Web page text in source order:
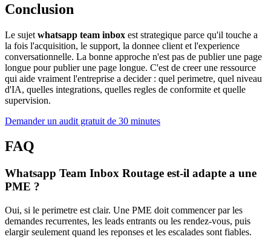
Conclusion
Le sujet whatsapp team inbox est strategique parce qu'il touche a
la fois l'acquisition, le support, la donnee client et l'experience
conversationnelle. La bonne approche n'est pas de publier une page
longue pour publier une page longue. C'est de creer une ressource
qui aide vraiment l'entreprise a decider : quel perimetre, quel niveau
d'IA, quelles integrations, quelles regles de conformite et quelle
supervision.
Demander un audit gratuit de 30 minutes
FAQ
Whatsapp Team Inbox Routage est-il adapte a une
PME ?
Oui, si le perimetre est clair. Une PME doit commencer par les
demandes recurrentes, les leads entrants ou les rendez-vous, puis
elargir seulement quand les reponses et les escalades sont fiables.